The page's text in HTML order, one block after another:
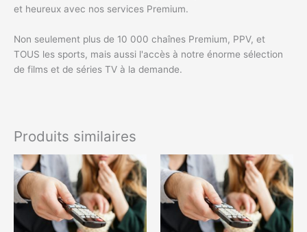
et heureux avec nos services Premium.
Non seulement plus de 10 000 chaînes Premium, PPV, et
TOUS les sports, mais aussi l'accès à notre énorme sélection
de films et de séries TV à la demande.
Produits similaires